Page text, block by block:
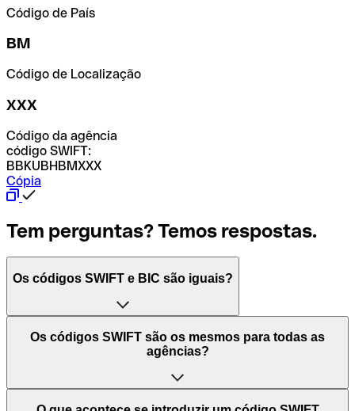
Código de País
BM
Código de Localização
XXX
Código da agência
código SWIFT:
BBKUBHBMXXX
Cópia
Tem perguntas? Temos respostas.
Os códigos SWIFT e BIC são iguais?
O acrónimo SWIFT significa "Society for Worldwide
Interbank Financial Telecommunication (Sociedade para
Mundiais)". Trata-se de uma rede mundial onde se
processam pagamentos entre países. Por outro lado, BIC
Os códigos SWIFT são os mesmos para todas as
agências?